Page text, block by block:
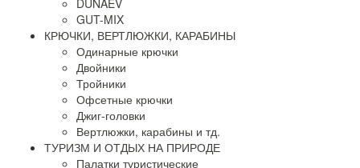
DUNAEV
GUT-MIX
КРЮЧКИ, ВЕРТЛЮЖКИ, КАРАБИНЫ
Одинарные крючки
Двойники
Тройники
Офсетные крючки
Джиг-головки
Вертлюжки, карабины и тд.
ТУРИЗМ И ОТДЫХ НА ПРИРОДЕ
Палатки туристические